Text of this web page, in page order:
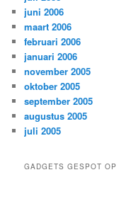
juni 2006
maart 2006
februari 2006
januari 2006
november 2005
oktober 2005
september 2005
augustus 2005
juli 2005
GADGETS GESPOT OP